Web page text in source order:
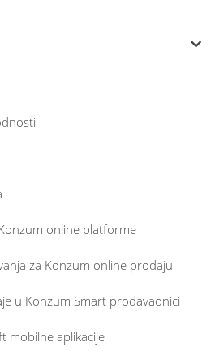
online platforme
za Konzum online prodaju
u Konzum Smart prodavaonici
mobilne aplikacije